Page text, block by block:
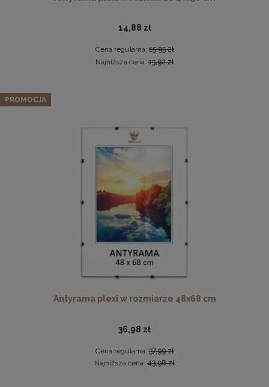
50x100 cm, brązowa
44,99 zł
DO KOSZYKA
Zestaw 3 szt. antyram w rozmiarze 61 x 91,5 cm
Cena regularna:99,49 zł
Najniższa cena:
DO KOSZYKA
14,88 zł
Cena regularna:15,95 zł
Najniższa cena:15,92 zł
Antyrama plexi w rozmiarze 48x68 cm
36,98 zł
Cena regularna:37,99 zł
Najniższa cena: 43,98 zł
PROMOCJA